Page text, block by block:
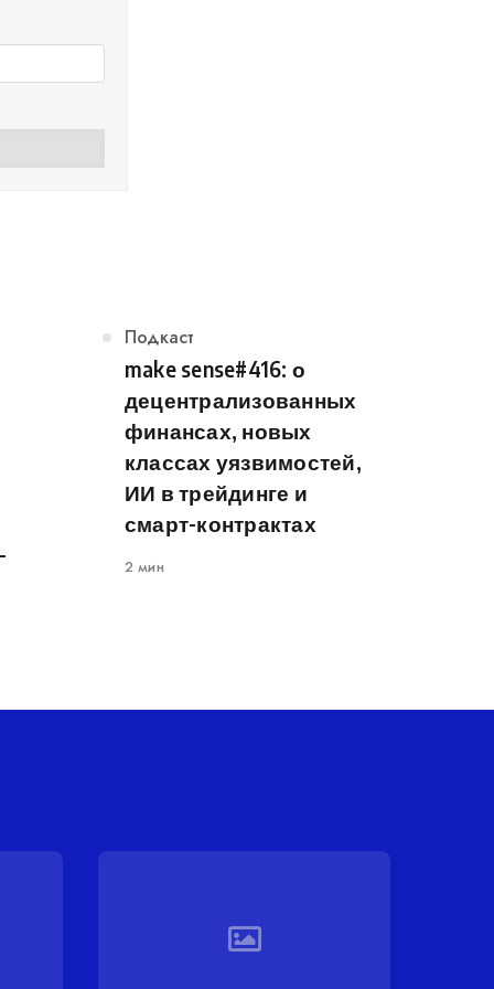
Категория
Подкаст
make sense#416: о
децентрализованных
финансах, новых
классах уязвимостей,
ИИ в трейдинге и
смарт-контрактах
2 мин